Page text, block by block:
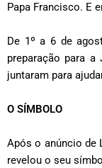
Papa Francisco. E
De 1º a 6 de
preparação para
juntaram para
O SÍMBOLO
Após o anúncio de
revelou o seu